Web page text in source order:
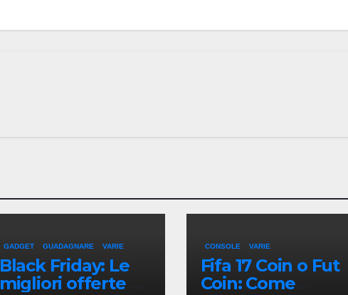
GADGET GUADAGNARE VARIE
Black Friday: Le
migliori offerte di
CONSOLE VARIE
Fifa 17 Coin o Fut
Coin: Come